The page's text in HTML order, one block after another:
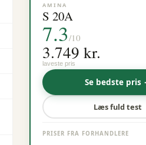
AMINA
S 20A
7.3/10
3.749 kr.
laveste pris
Se bedste pris
Læs fuld test
PRISER FRA FORHANDLERE